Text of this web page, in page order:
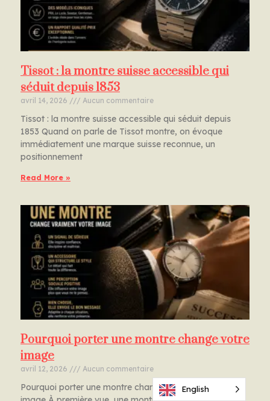
Tissot : la montre suisse accessible qui
séduit depuis 1853
avril 14, 2026 Aucun commentaire
Tissot : la montre suisse accessible qui séduit depuis
1853 Quand on parle de Tissot montre, on évoque
immédiatement une marque suisse reconnue, un
positionnement
Read More »
Pourquoi porter une montre change votre
image
avril 12, 2026 Aucun commentaire
Pourquoi porter une montre change réellement votre
English